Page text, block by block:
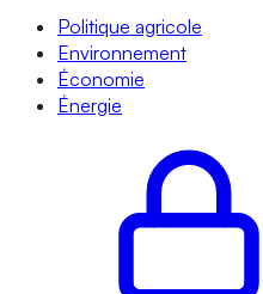
Politique agricole
Environnement
Économie
Énergie